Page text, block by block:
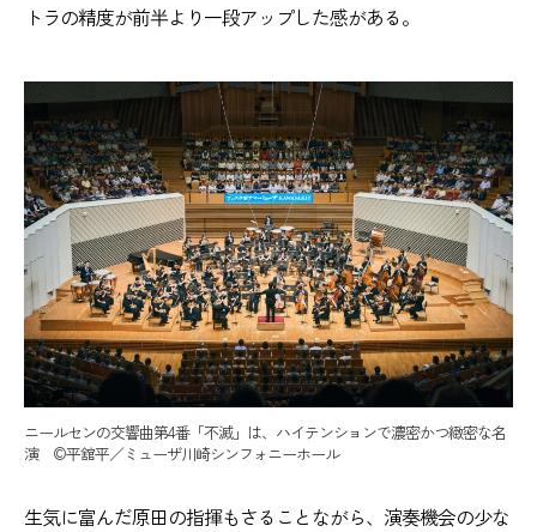
トラの精度が前半より一段アップした感がある。
ニールセンの交響曲第4番「不滅」は、ハイテンションで濃密かつ緻密な名
演 ©平舘平／ミューザ川崎シンフォニーホール
生気に富んだ原田の指揮もさることながら、演奏機会の少な